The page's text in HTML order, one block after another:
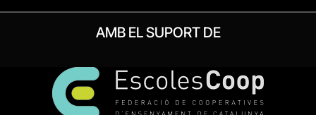
AMB EL SUPORT DE